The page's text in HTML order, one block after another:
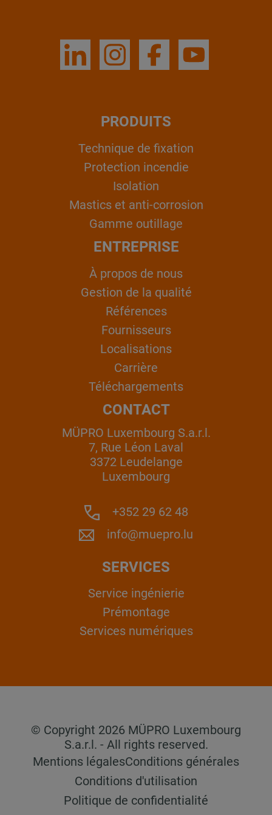
PRODUITS
Technique de fixation
Protection incendie
Isolation
Mastics et anti-corrosion
Gamme outillage
ENTREPRISE
À propos de nous
Gestion de la qualité
Références
Fournisseurs
Localisations
Carrière
Téléchargements
CONTACT
MÜPRO Luxembourg S.a.r.l.
7, Rue Léon Laval
3372 Leudelange
Luxembourg
+352 29 62 48
info@muepro.lu
SERVICES
Service ingénierie
Prémontage
Services numériques
© Copyright 2026 MÜPRO Luxembourg
S.a.r.l. - All rights reserved.
Mentions légalesConditions générales
Conditions d'utilisation
Politique de confidentialité